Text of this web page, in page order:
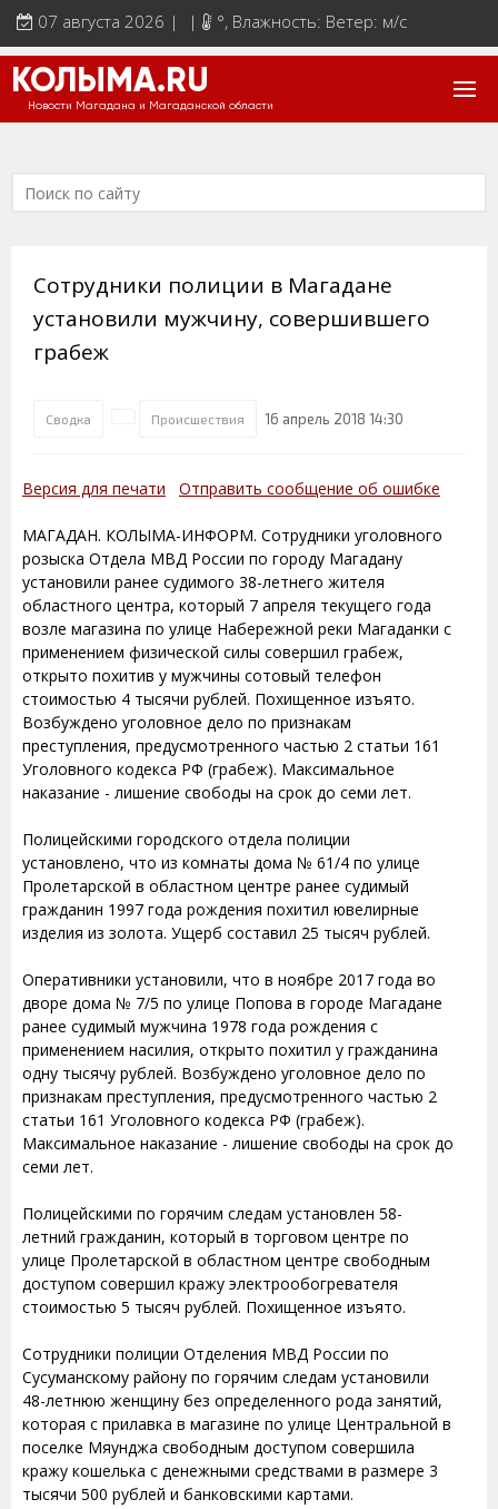
07 августа 2026 | | °, Влажность: Ветер: м/с
КОЛЫМА.RU
Новости Магадана и Магаданской области
Сотрудники полиции в Магадане
установили мужчину, совершившего
грабеж
Сводка Происшествия 16 апрель 2018 14:30
Версия для печати Отправить сообщение об ошибке
МАГАДАН. КОЛЫМА-ИНФОРМ. Сотрудники уголовного
розыска Отдела МВД России по городу Магадану
установили ранее судимого 38-летнего жителя
областного центра, который 7 апреля текущего года
возле магазина по улице Набережной реки Магаданки с
применением физической силы совершил грабеж,
открыто похитив у мужчины сотовый телефон
стоимостью 4 тысячи рублей. Похищенное изъято.
Возбуждено уголовное дело по признакам
преступления, предусмотренного частью 2 статьи 161
Уголовного кодекса РФ (грабеж). Максимальное
наказание - лишение свободы на срок до семи лет.
Полицейскими городского отдела полиции
установлено, что из комнаты дома № 61/4 по улице
Пролетарской в областном центре ранее судимый
гражданин 1997 года рождения похитил ювелирные
изделия из золота. Ущерб составил 25 тысяч рублей.
Оперативники установили, что в ноябре 2017 года во
дворе дома № 7/5 по улице Попова в городе Магадане
ранее судимый мужчина 1978 года рождения с
применением насилия, открыто похитил у гражданина
одну тысячу рублей. Возбуждено уголовное дело по
признакам преступления, предусмотренного частью 2
статьи 161 Уголовного кодекса РФ (грабеж).
Максимальное наказание - лишение свободы на срок до
семи лет.
Полицейскими по горячим следам установлен 58-
летний гражданин, который в торговом центре по
улице Пролетарской в областном центре свободным
доступом совершил кражу электрообогревателя
стоимостью 5 тысяч рублей. Похищенное изъято.
Сотрудники полиции Отделения МВД России по
Сусуманскому району по горячим следам установили
48-летнюю женщину без определенного рода занятий,
которая с прилавка в магазине по улице Центральной в
поселке Мяунджа свободным доступом совершила
кражу кошелька с денежными средствами в размере 3
тысячи 500 рублей и банковскими картами.